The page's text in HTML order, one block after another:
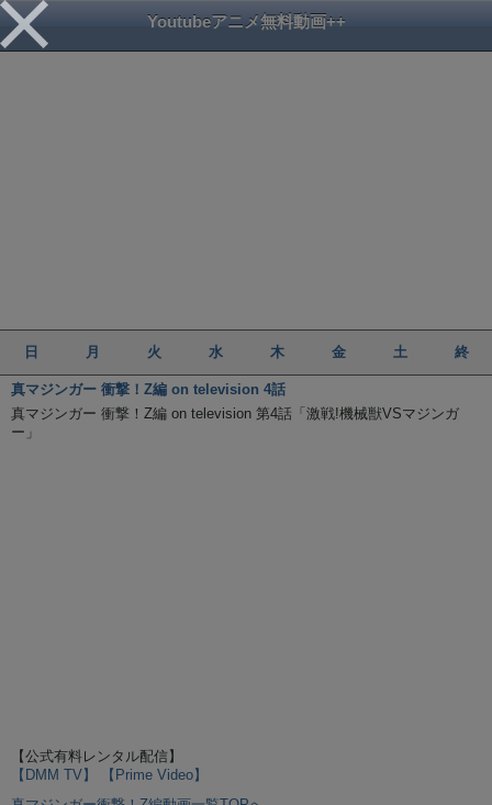
Youtubeアニメ無料動画++
日 月 火 水 木 金 土 終
真マジンガー 衝撃！Z編 on television 4話
真マジンガー 衝撃！Z編 on television 第4話「激戦!機械獣VSマジンガ
ー」
【公式有料レンタル配信】
【DMM TV】
【Prime Video】